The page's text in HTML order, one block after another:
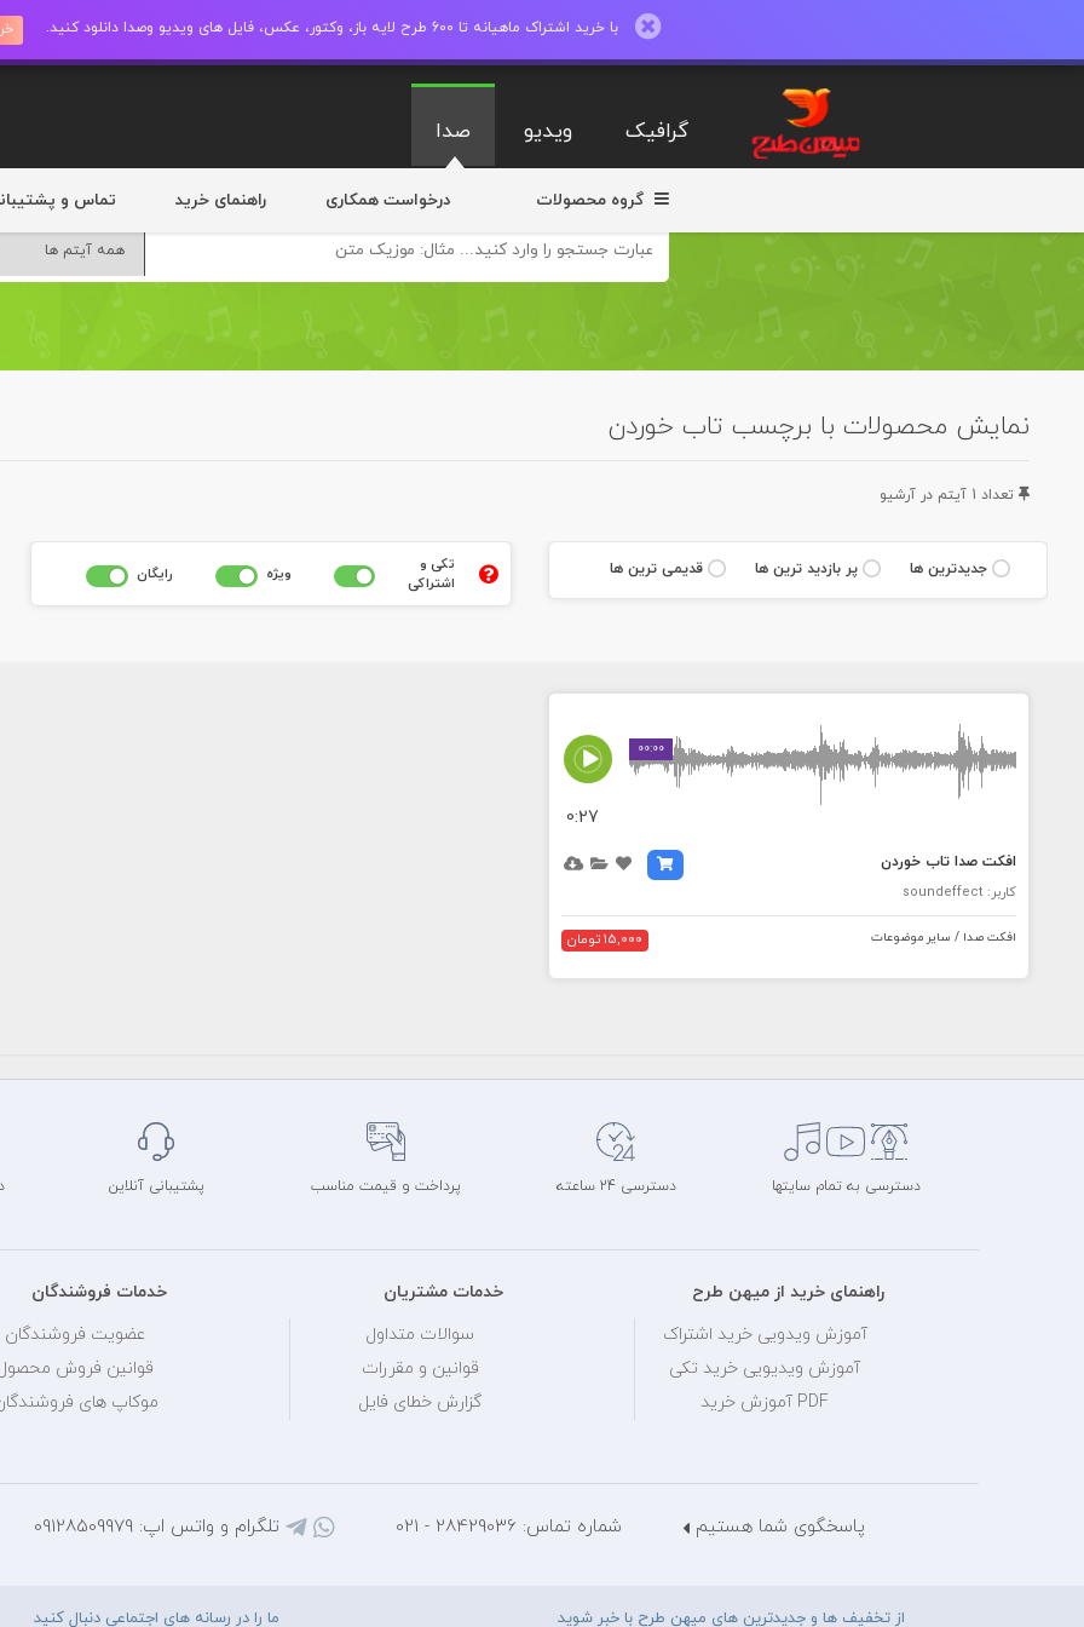
با خرید اشتراک ماهیانه تا 600 طرح لایه باز، وکتور، عکس، فایل های ویدیو وصدا دانلود کنید.
گرافیک ویدیو صدا
گروه محصولات درخواست همکاری راهنمای خرید تماس و
نمایش محصولات با برچسب تاب خوردن
تعداد 1 آيتم در آرشيو
جديدترين ها پر بازديد ترين ها قديمی ترين ها
تکی و
اشتراکی
ويژه رايگان
00:00
0:27
افکت صدا تاب خوردن
کاربر: soundeffect
افکت صدا / سایر موضوعات 15,000 تومان
دسترسی به تمام سایتها دسترسی 24 ساعته پرداخت و قیمت مناسب پشتیبانی آنلاین
راهنمای خرید از میهن طرح
آموزش ویدویی خرید اشتراک
آموزش ویدیویی خرید تکی
PDF آموزش خرید
خدمات مشتریان
سوالات متداول
قوانین و مقررات
گزارش خطای فایل
خدمات فروشندگان
عضویت فروشندگان
قوانین فروش
موکاپ های
پاسخگوی شما هستیم شماره تماس: 28429036 - 021 تلگرام و واتس اپ: 09128509979
از تخفیف ها و جدیدترین های میهن طرح با خبر شوید ما را در رسانه های اجتماعی دنبال کنید